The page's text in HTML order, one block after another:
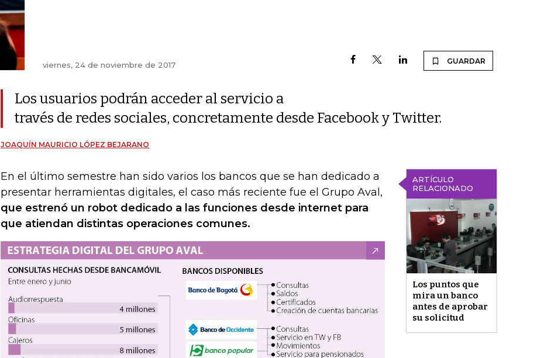
viernes, 24 de noviembre de 2017 GUARDAR
Los usuarios podrán acceder al servicio a
través de redes sociales, concretamente desde Facebook y Twitter.
JOAQUÍN MAURICIO LÓPEZ BEJARANO
ARTÍCULO
RELACIONADO
Los puntos que
mira un banco
antes de aprobar
su solicitud
En el último semestre han sido varios los bancos que se han dedicado a
presentar herramientas digitales, el caso más reciente fue el Grupo Aval,
que estrenó un robot dedicado a las funciones desde internet para
que atiendan distintas operaciones comunes.